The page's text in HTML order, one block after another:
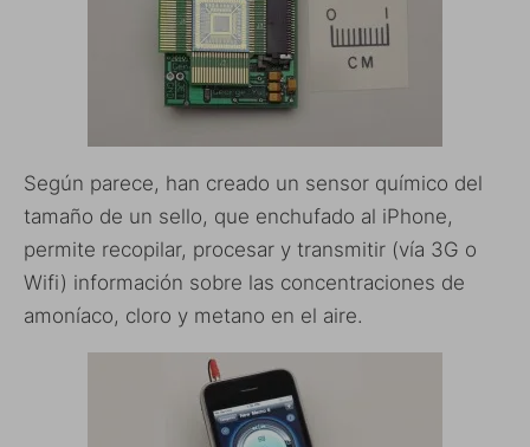
Según parece, han creado un sensor químico del
tamaño de un sello, que enchufado al iPhone,
permite recopilar, procesar y transmitir (vía 3G o
Wifi) información sobre las concentraciones de
amoníaco, cloro y metano en el aire.